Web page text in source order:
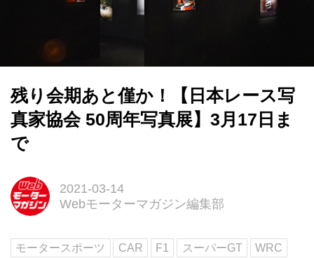
残り会期あと僅か！【日本レース写
真家協会 50周年写真展】3月17日ま
で
2021-03-14
Webモーターマガジン編集部
モータースポーツ CAR F1 スーパーGT
WRC